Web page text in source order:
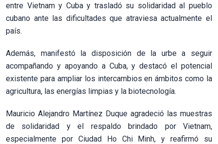
entre Vietnam y Cuba y trasladó su solidaridad al pueblo
cubano ante las dificultades que atraviesa actualmente el
país.
Además, manifestó la disposición de la urbe a seguir
acompañando y apoyando a Cuba, y destacó el potencial
existente para ampliar los intercambios en ámbitos como la
agricultura, las energías limpias y la biotecnología.
Mauricio Alejandro Martínez Duque agradeció las muestras
de solidaridad y el respaldo brindado por Vietnam,
especialmente por Ciudad Ho Chi Minh, y reafirmó su